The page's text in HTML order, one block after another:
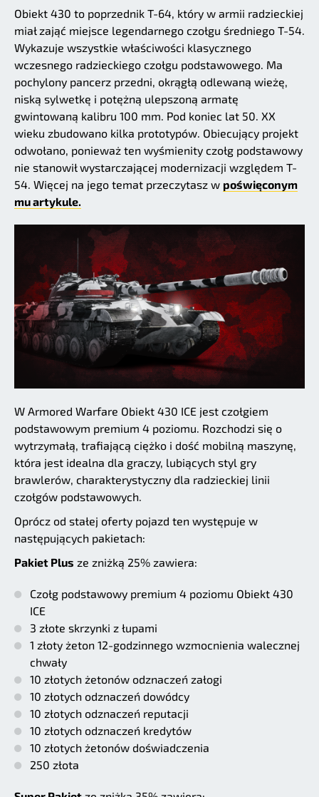
Obiekt 430 to poprzednik T-64, który w armii radzieckiej
miał zająć miejsce legendarnego czołgu średniego T-54.
Wykazuje wszystkie właściwości klasycznego
wczesnego radzieckiego czołgu podstawowego. Ma
pochylony pancerz przedni, okrągłą odlewaną wieżę,
niską sylwetkę i potężną ulepszoną armatę
gwintowaną kalibru 100 mm. Pod koniec lat 50. XX
wieku zbudowano kilka prototypów. Obiecujący projekt
odwołano, ponieważ ten wyśmienity czołg podstawowy
nie stanowił wystarczającej modernizacji względem T-
54. Więcej na jego temat przeczytasz w poświęconym
mu artykule.
W Armored Warfare Obiekt 430 ICE jest czołgiem
podstawowym premium 4 poziomu. Rozchodzi się o
wytrzymałą, trafiającą ciężko i dość mobilną maszynę,
która jest idealna dla graczy, lubiących styl gry
brawlerów, charakterystyczny dla radzieckiej linii
czołgów podstawowych.
Oprócz od stałej oferty pojazd ten występuje w
następujących pakietach:
Pakiet Plus ze zniżką 25% zawiera:
Czołg podstawowy premium 4 poziomu Obiekt 430
ICE
3 złote skrzynki z łupami
1 złoty żeton 12-godzinnego wzmocnienia walecznej
chwały
10 złotych żetonów odznaczeń załogi
10 złotych odznaczeń dowódcy
10 złotych odznaczeń reputacji
10 złotych odznaczeń kredytów
10 złotych żetonów doświadczenia
250 złota